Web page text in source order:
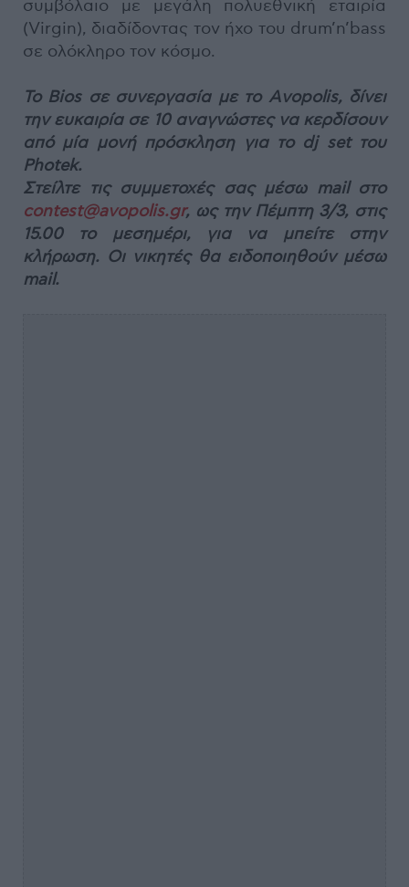
συμβόλαιο με μεγάλη πολυεθνική εταιρία
(Virgin), διαδίδοντας τον ήχο του drum’n’bass
σε ολόκληρο τον κόσμο.
Το Bios σε συνεργασία με το Αvopolis, δίνει
την ευκαιρία σε 10 αναγνώστες να κερδίσουν
από μία μονή πρόσκληση για το dj set του
Photek.
Στείλτε τις συμμετοχές σας μέσω mail στο
contest@avopolis.gr, ως την Πέμπτη 3/3, στις
15.00 το μεσημέρι, για να μπείτε στην
κλήρωση. Οι νικητές θα ειδοποιηθούν μέσω
mail.